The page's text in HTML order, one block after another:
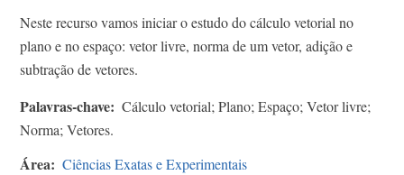
Neste recurso vamos iniciar o estudo do cálculo vetorial no
plano e no espaço: vetor livre, norma de um vetor, adição e
subtração de vetores.
Palavras-chave
Cálculo vetorial; Plano; Espaço; Vetor livre;
Norma; Vetores.
Área Ciências Exatas e Experimentais